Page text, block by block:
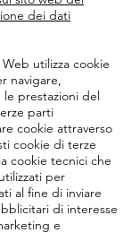
dei dati
utilizza cookie
navigare,
le prestazioni del
parti
cookie attraverso
cookie di terze
cookie tecnici che
per
al fine di inviare
di interesse
e